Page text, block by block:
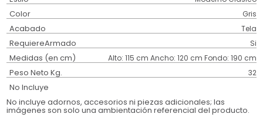
Color Gris
Acabado Tela
RequiereArmado Si
Medidas (en cm) Alto: 115 cm Ancho: 120 cm Fondo: 190 cm
Peso Neto Kg. 32
No Incluye
No incluye adornos, accesorios ni piezas adicionales; las
imágenes son solo una ambientación referencial del producto.